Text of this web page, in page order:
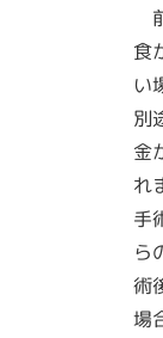
食
い
別
金
れ
手
ら
術
場